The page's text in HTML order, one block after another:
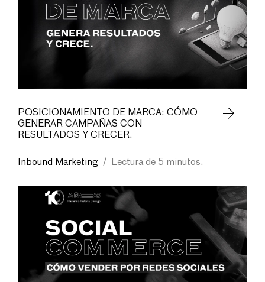
POSICIONAMIENTO DE MARCA: CÓMO
GENERAR CAMPAÑAS CON
RESULTADOS Y CRECER.
Inbound Marketing / Lectura de 5 minutos.